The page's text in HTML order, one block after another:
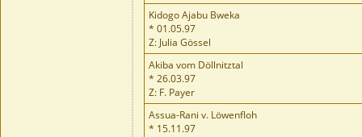
Kidogo Ajabu Bweka
* 01.05.97
Z: Julia Gössel
Akiba vom Döllnitztal
* 26.03.97
Z: F. Payer
Assua-Rani v. Löwenfloh
* 15.11.97